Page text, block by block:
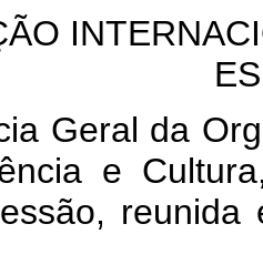
Geral da
e